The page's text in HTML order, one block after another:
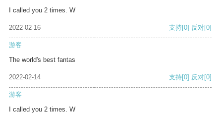
I called you 2 times. W
2022-02-16 支持[0] 反对[0]
游客
The world's best fantas
2022-02-14 支持[0] 反对[0]
游客
I called you 2 times. W